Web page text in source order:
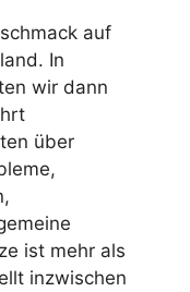
auf
In
wir dann
über
ist mehr als
inzwischen